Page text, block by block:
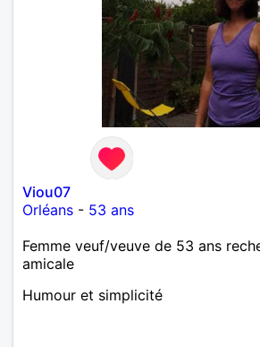
Viou07
Orléans - 53 ans
Femme veuf/veuve de 53 ans
amicale
Humour et simplicité